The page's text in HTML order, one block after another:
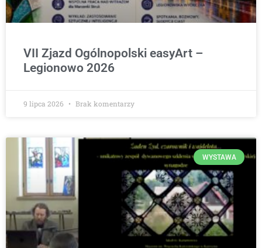
VII Zjazd Ogólnopolski easyArt –
Legionowo 2026
9 lipca 2026 Brak komentarzy
WYSTAWA